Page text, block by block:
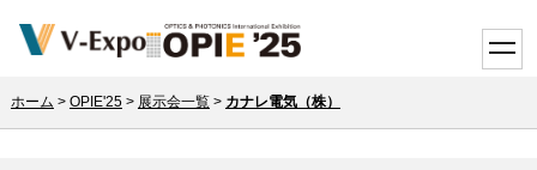
ホーム > OPIE'25> 展示会一覧> カナレ電気（株）